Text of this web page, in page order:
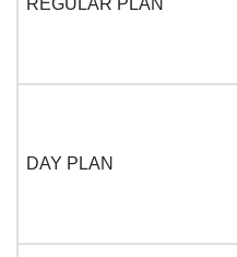
REGULAR PLAN
DAY PLAN